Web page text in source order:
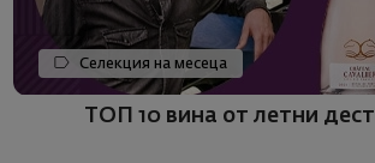
Селекция на месеца
ТОП 10 вина от летни